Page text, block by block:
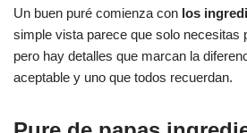
Un buen puré comienza con los
simple vista parece que solo necesitas
pero hay detalles que marcan la
aceptable y uno que todos recuerdan.